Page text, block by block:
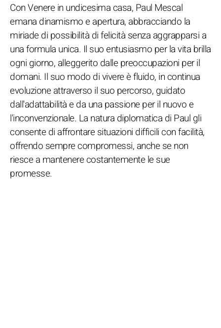
Con Venere in undicesima casa, Paul Mescal
emana dinamismo e apertura, abbracciando la
miriade di possibilità di felicità senza aggrapparsi a
una formula unica. Il suo entusiasmo per la vita brilla
ogni giorno, alleggerito dalle preoccupazioni per il
domani. Il suo modo di vivere è fluido, in continua
evoluzione attraverso il suo percorso, guidato
dall'adattabilità e da una passione per il nuovo e
l'inconvenzionale. La natura diplomatica di Paul gli
consente di affrontare situazioni difficili con facilità,
offrendo sempre compromessi, anche se non
riesce a mantenere costantemente le sue
promesse.